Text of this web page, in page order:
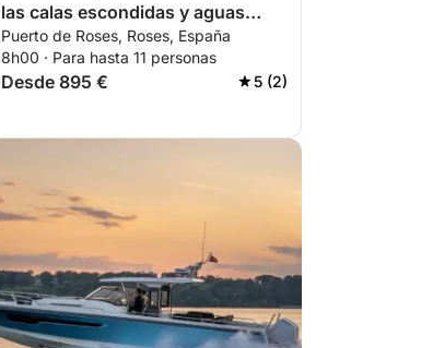
las calas escondidas y aguas
cristalinas de la Costa Brava.
Puerto de Roses, Roses, España
8h00 · Para hasta 11 personas
Desde 895 € 5 (2)